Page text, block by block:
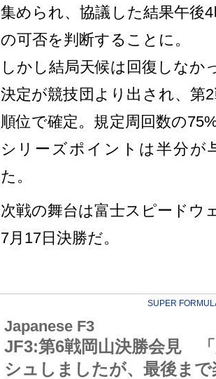
集められ、協議した結果午後
の可否を判断することに。
しかし結局天候は回復しなか
決定が競技団より出され、第
順位で確定。規定周回数の
シリーズポイントは半分が
た。
次戦の舞台は富士スピードウ
7月17日決勝だ。
SUPER
Japanese F3
JF3:第6戦岡山決勝会見
シュしましたが、最後ま